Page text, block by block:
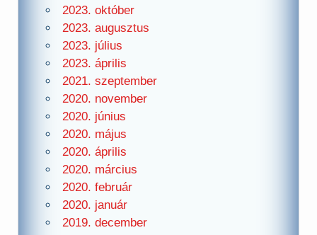
2023. október
2023. augusztus
2023. július
2023. április
2021. szeptember
2020. november
2020. június
2020. május
2020. április
2020. március
2020. február
2020. január
2019. december